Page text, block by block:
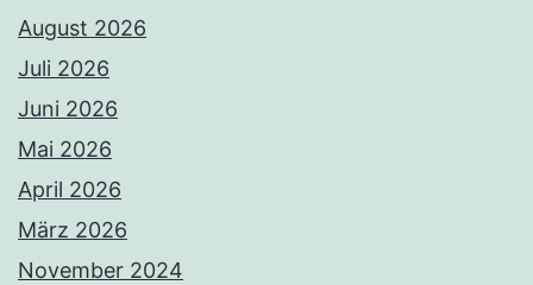
August 2026
Juli 2026
Juni 2026
Mai 2026
April 2026
März 2026
November 2024